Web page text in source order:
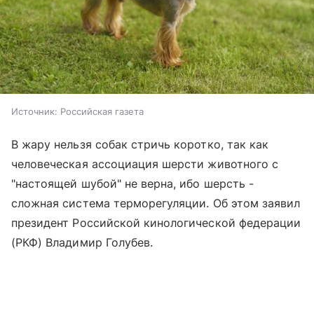
Источник: Российская газета
В жару нельзя собак стричь коротко, так как
человеческая ассоциация шерсти животного с
"настоящей шубой" не верна, ибо шерсть -
сложная система терморегуляции. Об этом заявил
президент Российской кинологической федерации
(РКФ) Владимир Голубев.